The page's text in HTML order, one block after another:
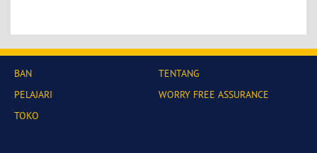
BAN
PELAJARI
TOKO
TENTANG
WORRY FREE ASSURANCE